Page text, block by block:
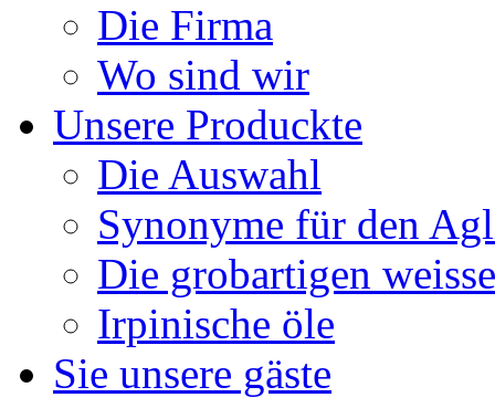
Die Firma
Wo sind wir
Unsere Produckte
Die Auswahl
Synonyme für den
Die grobartigen
Irpinische öle
Sie unsere gäste